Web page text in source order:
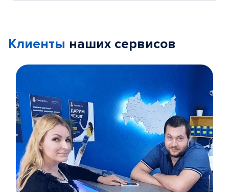
Клиенты наших сервисов